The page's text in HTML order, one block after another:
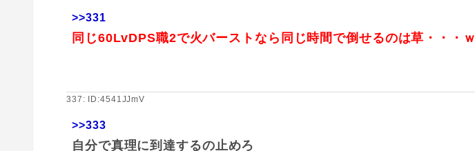
>>331
同じ60LvDPS職2で火バーストなら同じ時間で倒せるのは草・・・ｗ
337: ID:4541JJmV
>>333
自分で真理に到達するの止めろ